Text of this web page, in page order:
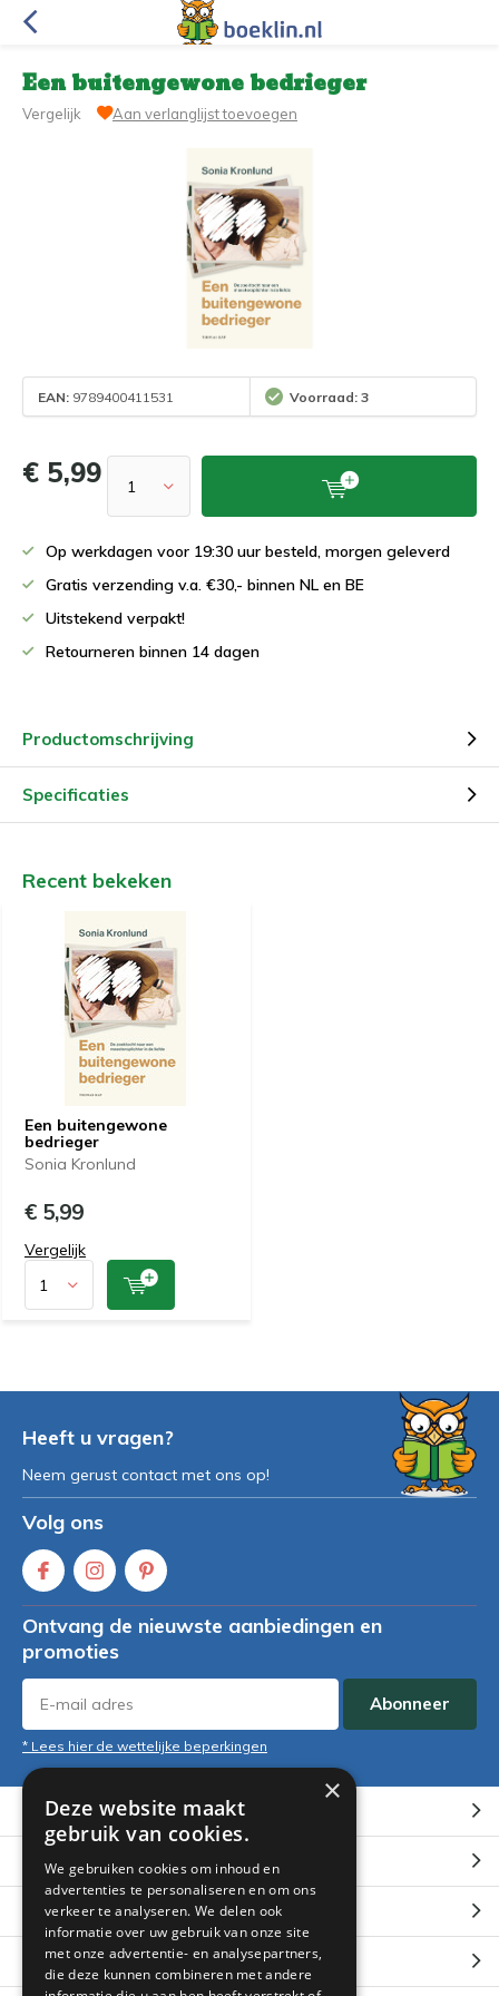
Een buitengewone bedrieger
Vergelijk Aan verlanglijst toevoegen
EAN: 9789400411531 Voorraad: 3
€ 5,99
Op werkdagen voor 19:30 uur besteld, morgen geleverd
Gratis verzending v.a. €30,- binnen NL en BE
Uitstekend verpakt!
Retourneren binnen 14 dagen
Productomschrijving
Specificaties
Recent bekeken
Een buitengewone
bedrieger
Sonia Kronlund
€ 5,99
Vergelijk
Heeft u vragen?
Neem gerust contact met ons op!
Volg ons
Ontvang de nieuwste aanbiedingen en
promoties
Abonneer
* Lees hier de wettelijke beperkingen
Klantenservice
Mijn account
Categorieën
Contact
×
Deze website maakt
gebruik van cookies.
We gebruiken cookies om inhoud en
advertenties te personaliseren en om ons
verkeer te analyseren. We delen ook
informatie over uw gebruik van onze site
met onze advertentie- en analysepartners,
die deze kunnen combineren met andere